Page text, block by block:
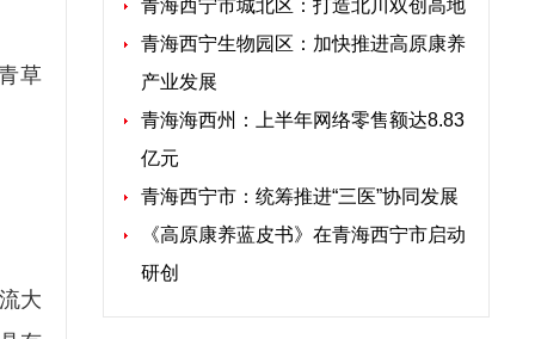
草
大
青海西宁市城北区：打造北川双创高地
青海西宁生物园区：加快推进高原康养
产业发展
青海海西州：上半年网络零售额达8.83
亿元
青海西宁市：统筹推进“三医”协同发展
《高原康养蓝皮书》在青海西宁市启动
研创